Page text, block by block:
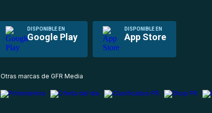
DISPONIBLE EN
Google Play
DISPONIBLE EN
App Store
Otras marcas de GFR Media